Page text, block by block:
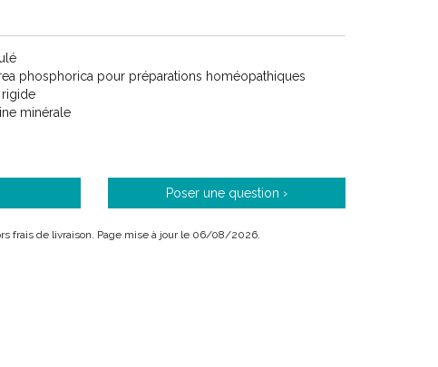
phosphorica pour préparations homéopathiques
rigide
minérale
Poser une question ›
frais de livraison. Page mise à jour le 06/08/2026.